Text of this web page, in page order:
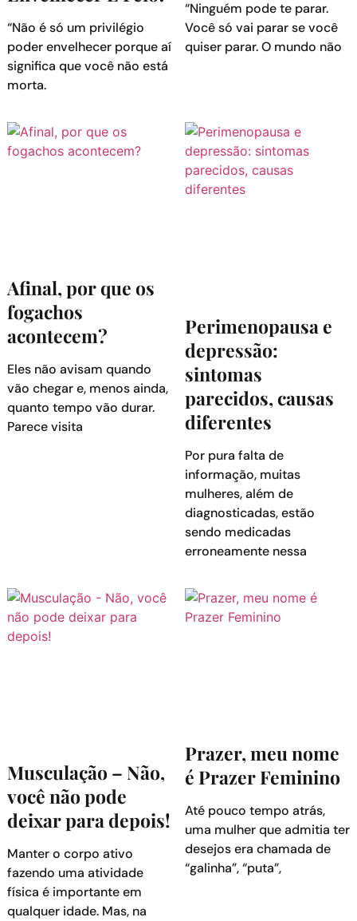
“Não é só um privilégio
poder envelhecer porque aí
significa que você não está
morta.
“Ninguém pode te parar.
Você só vai parar se você
quiser parar. O mundo não
Afinal, por que os
fogachos
acontecem?
Eles não avisam quando
vão chegar e, menos ainda,
quanto tempo vão durar.
Parece visita
Perimenopausa e
depressão:
sintomas
parecidos, causas
diferentes
Por pura falta de
informação, muitas
mulheres, além de
diagnosticadas, estão
sendo medicadas
erroneamente nessa
Musculação – Não,
você não pode
deixar para depois!
Manter o corpo ativo
fazendo uma atividade
física é importante em
qualquer idade. Mas, na
Prazer, meu nome
é Prazer Feminino
Até pouco tempo atrás,
uma mulher que admitia ter
desejos era chamada de
“galinha”, “puta”,